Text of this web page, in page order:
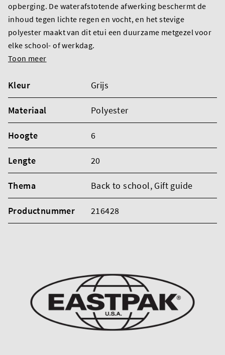
opberging. De waterafstotende afwerking beschermt de
inhoud tegen lichte regen en vocht, en het stevige
polyester maakt van dit etui een duurzame metgezel voor
elke school- of werkdag.
Toon meer
Kleur Grijs
Materiaal Polyester
Hoogte 6
Lengte 20
Thema Back to school, Gift guide
Productnummer 216428